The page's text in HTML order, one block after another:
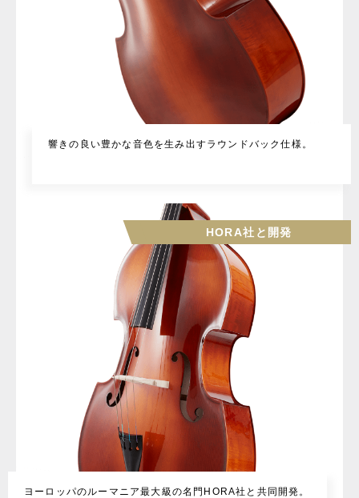
響きの良い豊かな音色を生み出すラウンドバック仕様。
HORA社と開発
ヨーロッパのルーマニア最大級の名門HORA社と共同開発。